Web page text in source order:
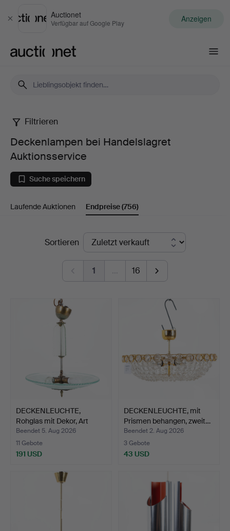
Schließen
Auctionet
Verfügbar auf Google Play Anzeigen
Deckenlampen
bei
Handelslagret
Auktionsservice
Filtrieren
Deckenlampen bei Handelslagret
Auktionsservice
Suche speichern
Laufende Auktionen Endpreise(756)
EndpreiseSortieren
1 … 16
DECKENLEUCHTE,
Rohglas mit Dekor, Art
Déco…
Beendet 5. Aug 2026
11 Gebote
191 USD
DECKENLEUCHTE, mit
Prismen behangen, zweit…
Beendet 2. Aug 2026
3 Gebote
43 USD